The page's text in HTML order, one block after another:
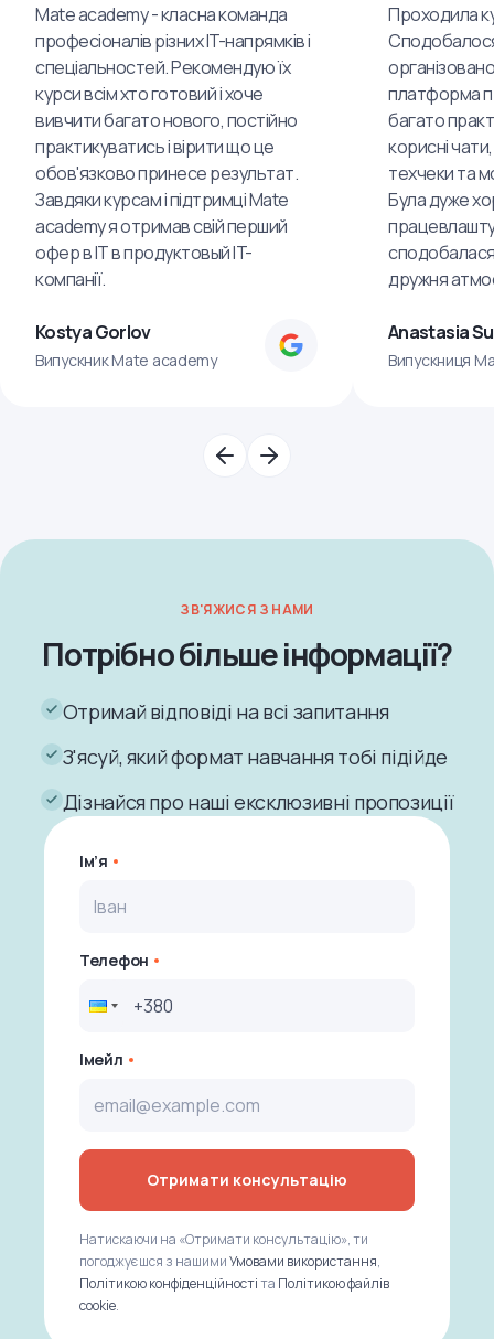
Mate academy - класна команда
професіоналів різних IT-напрямків і
спеціальностей. Рекомендую їх
курси всім хто готовий і хоче
вивчити багато нового, постійно
практикуватись і вірити що це
обов'язково принесе результат.
Завдяки курсам і підтримці Mate
academy я отримав свій перший
офер в IT в продуктовый IT-
компанії.
Kostya Gorlov
Випускник Mate academy
Проходила
платформа
багато
корисні
техчеки та
Була дуже
дружня
Anastasia
Випускниця
ЗВ'ЯЖИСЯ З НАМИ
Потрібно більше інформації?
Отримай відповіді на всі запитання
З'ясуй, який формат навчання тобі підійде
Дізнайся про наші ексклюзивні пропозиції
Ім’я
Телефон
Імейл
Отримати консультацію
Натискаючи на «Отримати консультацію», ти
погоджуєшся з нашимиУмовами використання,
Політикою конфіденційностіта Політикою файлів
cookie.